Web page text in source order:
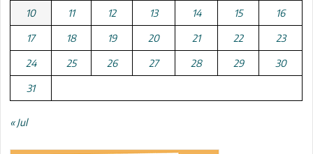
10 11 12 13 14 15 16
17 18 19 20 21 22 23
24 25 26 27 28 29 30
31
« Jul